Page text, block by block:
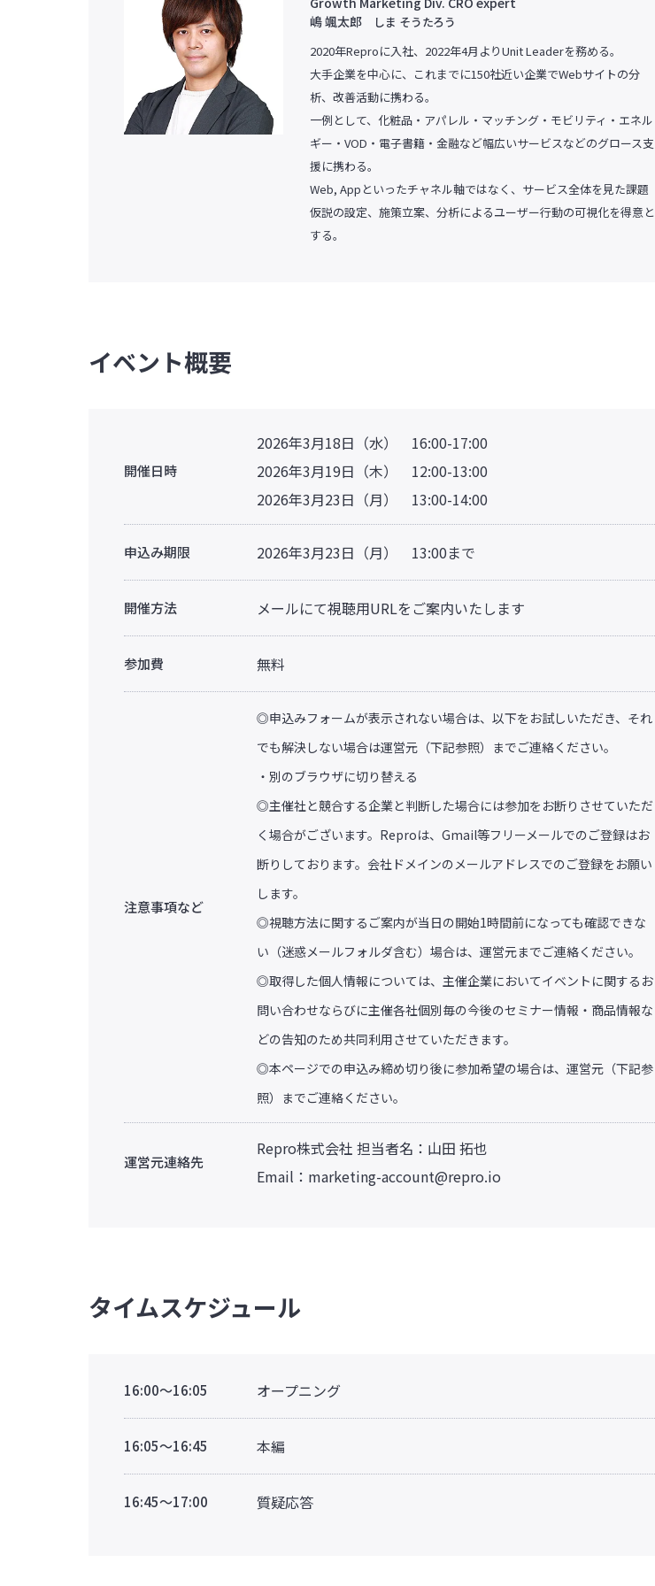
嶋 颯太郎
しま そうたろう
2020年Reproに入社、2022年4月よりUnit Leaderを務める。
大手企業を中心に、これまでに150社近い企業でWebサイトの分
析、改善活動に携わる。
一例として、化粧品・アパレル・マッチング・モビリティ・エネル
ギー・VOD・電子書籍・金融など幅広いサービスなどのグロース支
援に携わる。
Web, Appといったチャネル軸ではなく、サービス全体を見た課題
仮説の設定、施策立案、分析によるユーザー行動の可視化を得意と
する。
イベント概要
開催日時
2026年3月18日（水） 16:00-17:00
2026年3月19日（木） 12:00-13:00
2026年3月23日（月） 13:00-14:00
申込み期限 2026年3月23日（月） 13:00まで
開催方法 メールにて視聴用URLをご案内いたします
参加費 無料
注意事項など
◎申込みフォームが表示されない場合は、以下をお試しいただき、それ
でも解決しない場合は運営元（下記参照）までご連絡ください。
・別のブラウザに切り替える
◎主催社と競合する企業と判断した場合には参加をお断りさせていただ
く場合がございます。Reproは、Gmail等フリーメールでのご登録はお
断りしております。会社ドメインのメールアドレスでのご登録をお願い
します。
◎視聴方法に関するご案内が当日の開始1時間前になっても確認できな
い（迷惑メールフォルダ含む）場合は、運営元までご連絡ください。
◎取得した個人情報については、主催企業においてイベントに関するお
問い合わせならびに主催各社個別毎の今後のセミナー情報・商品情報な
どの告知のため共同利用させていただきます。
◎本ページでの申込み締め切り後に参加希望の場合は、運営元（下記参
照）までご連絡ください。
運営元連絡先
Repro株式会社 担当者名：山田 拓也
Email： marketing-account@repro.io
タイムスケジュール
16:00～16:05 オープニング
16:05～16:45 本編
16:45～17:00 質疑応答